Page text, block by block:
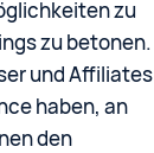
zu
zu betonen.
und Affiliates
haben, an
den